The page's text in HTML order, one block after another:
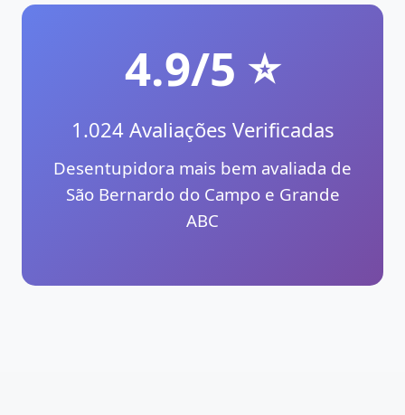
4.9/5 ⭐
1.024 Avaliações Verificadas
Desentupidora mais bem avaliada de
São Bernardo do Campo e Grande
ABC